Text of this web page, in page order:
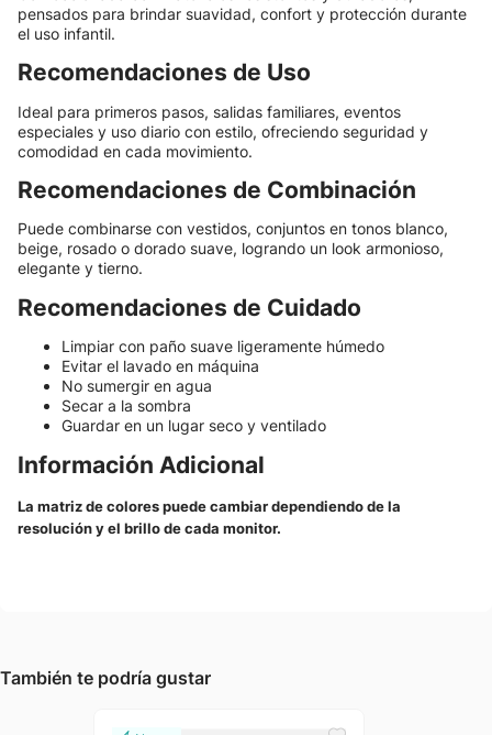
pensados para brindar suavidad, confort y protección durante
el uso infantil.
Recomendaciones de Uso
Ideal para primeros pasos, salidas familiares, eventos
especiales y uso diario con estilo, ofreciendo seguridad y
comodidad en cada movimiento.
Recomendaciones de Combinación
Puede combinarse con vestidos, conjuntos en tonos blanco,
beige, rosado o dorado suave, logrando un look armonioso,
elegante y tierno.
Recomendaciones de Cuidado
Limpiar con paño suave ligeramente húmedo
Evitar el lavado en máquina
No sumergir en agua
Secar a la sombra
Guardar en un lugar seco y ventilado
Información Adicional
La matriz de colores puede cambiar dependiendo de la
resolución y el brillo de cada monitor.
También te podría gustar